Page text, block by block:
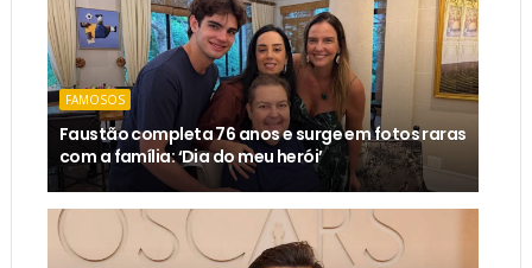
FAMOSOS
Faustão completa 76 anos e surge em fotos raras
com a família: ‘Dia do meu herói’